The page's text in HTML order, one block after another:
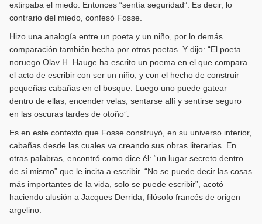
extirpaba el miedo. Entonces “sentía seguridad”. Es decir, lo
contrario del miedo, confesó Fosse.
Hizo una analogía entre un poeta y un niño, por lo demás
comparación también hecha por otros poetas. Y dijo: “El poeta
noruego Olav H. Hauge ha escrito un poema en el que compara
el acto de escribir con ser un niño, y con el hecho de construir
pequeñas cabañas en el bosque. Luego uno puede gatear
dentro de ellas, encender velas, sentarse allí y sentirse seguro
en las oscuras tardes de otoño”.
Es en este contexto que Fosse construyó, en su universo interior,
cabañas desde las cuales va creando sus obras literarias. En
otras palabras, encontró como dice él: “un lugar secreto dentro
de sí mismo” que le incita a escribir. “No se puede decir las cosas
más importantes de la vida, solo se puede escribir”, acotó
haciendo alusión a Jacques Derrida; filósofo francés de origen
argelino.